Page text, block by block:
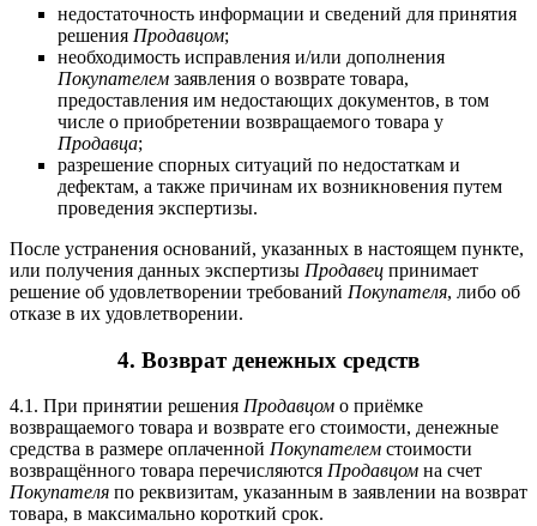
недостаточность информации и сведений для принятия
решения Продавцом;
необходимость исправления и/или дополнения
Покупателем заявления о возврате товара,
предоставления им недостающих документов, в том
числе о приобретении возвращаемого товара у
Продавца;
разрешение спорных ситуаций по недостаткам и
дефектам, а также причинам их возникновения путем
проведения экспертизы.
После устранения оснований, указанных в настоящем пункте,
или получения данных экспертизы Продавец принимает
решение об удовлетворении требований Покупателя, либо об
отказе в их удовлетворении.
4. Возврат денежных средств
4.1. При принятии решения Продавцом о приёмке
возвращаемого товара и возврате его стоимости, денежные
средства в размере оплаченной Покупателем стоимости
возвращённого товара перечисляются Продавцом на счет
Покупателя по реквизитам, указанным в заявлении на возврат
товара, в максимально короткий срок.